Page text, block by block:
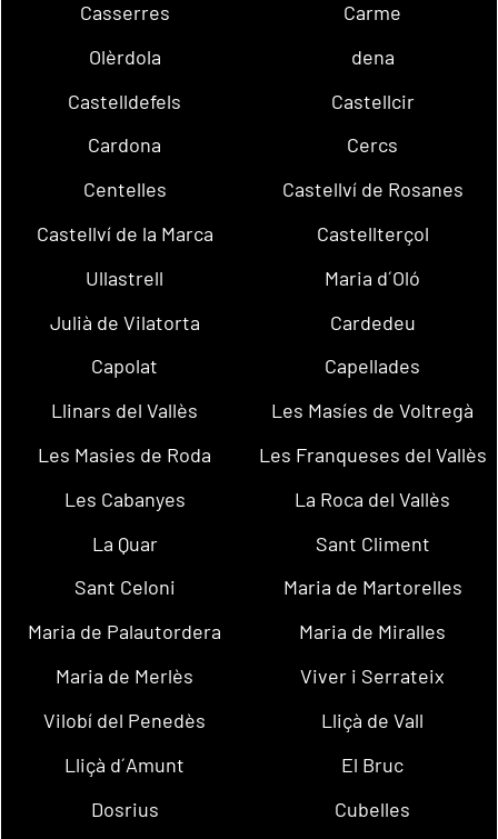
Casserres
Carme
Olèrdola
dena
Castelldefels
Castellcir
Cardona
Cercs
Centelles
Castellví de Rosanes
Castellví de la Marca
Castellterçol
Ullastrell
Maria d´Oló
Julià de Vilatorta
Cardedeu
Capolat
Capellades
Llinars del Vallès
Les Masíes de Voltregà
Les Masies de Roda
Les Franqueses del Vallès
Les Cabanyes
La Roca del Vallès
La Quar
Sant Climent
Sant Celoni
Maria de Martorelles
Maria de Palautordera
Maria de Miralles
Maria de Merlès
Viver i Serrateix
Vilobí del Penedès
Lliçà de Vall
Lliçà d´Amunt
El Bruc
Dosrius
Cubelles